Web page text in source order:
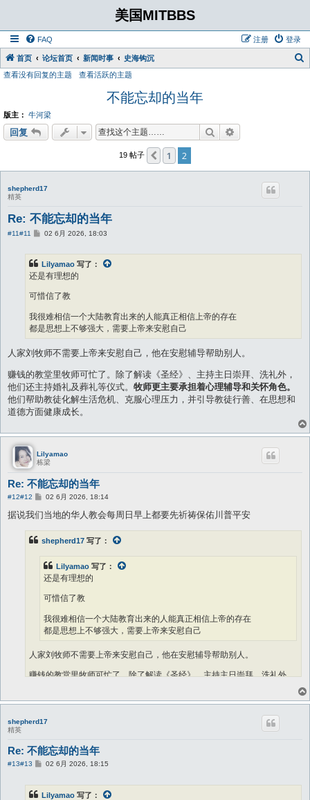
美国MITBBS
FAQ 登录
注册
首页 论坛首页 新闻时事 史海钩沉
查看没有回复的主题 查看活跃的主题
不能忘却的当年
版主： 牛河梁
回复 搜索
19 帖子 上一页
1 2
shepherd17
精英
Re: 不能忘却的当年
#11#11
帖
02 6月 2026, 18:03
Lilyamao 写了：
还是有理想的
可惜信了教
我很难相信一个大陆教育出来的人能真正相信上帝的存在
都是思想上不够强大，需要上帝来安慰自己
人家刘牧师不需要上帝来安慰自己，他在安慰辅导帮助别人。
赚钱的教堂里牧师可忙了。除了解读《圣经》、主持主日崇拜、洗礼外，
他们还主持婚礼及葬礼等仪式。 牧师更主要承担着心理辅导和关怀角色。
他们帮助教徒化解生活危机、克服心理压力，并引导教徒行善、在思想和
道德方面健康成长。
Lilyamao
栋梁
Re: 不能忘却的当年
#12#12
帖
02 6月 2026, 18:14
据说我们当地的华人教会每周日早上都要先祈祷保佑川普平安
shepherd17 写了：
Lilyamao 写了：
还是有理想的
可惜信了教
我很难相信一个大陆教育出来的人能真正相信上帝的存在
都是思想上不够强大，需要上帝来安慰自己
人家刘牧师不需要上帝来安慰自己，他在安慰辅导帮助别人。
赚钱的教堂里牧师可忙了。除了解读《圣经》、主持主日崇拜、洗礼外，
他们帮助教徒化解生活危机、克服心理压力，并引导教徒行善、在思想和
shepherd17
精英
Re: 不能忘却的当年
#13#13
帖
02 6月 2026, 18:15
Lilyamao 写了：